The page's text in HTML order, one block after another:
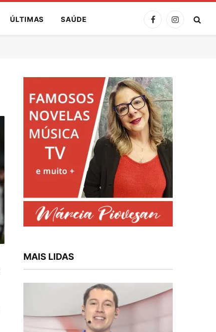
ÚLTIMAS SAÚDE FacebookInstagram
MAIS LIDAS